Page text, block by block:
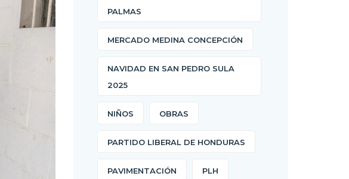
PALMAS
MERCADO MEDINA CONCEPCIÓN
NAVIDAD EN SAN PEDRO SULA
2025
NIÑOS OBRAS
PARTIDO LIBERAL DE HONDURAS
PAVIMENTACIÓN PLH